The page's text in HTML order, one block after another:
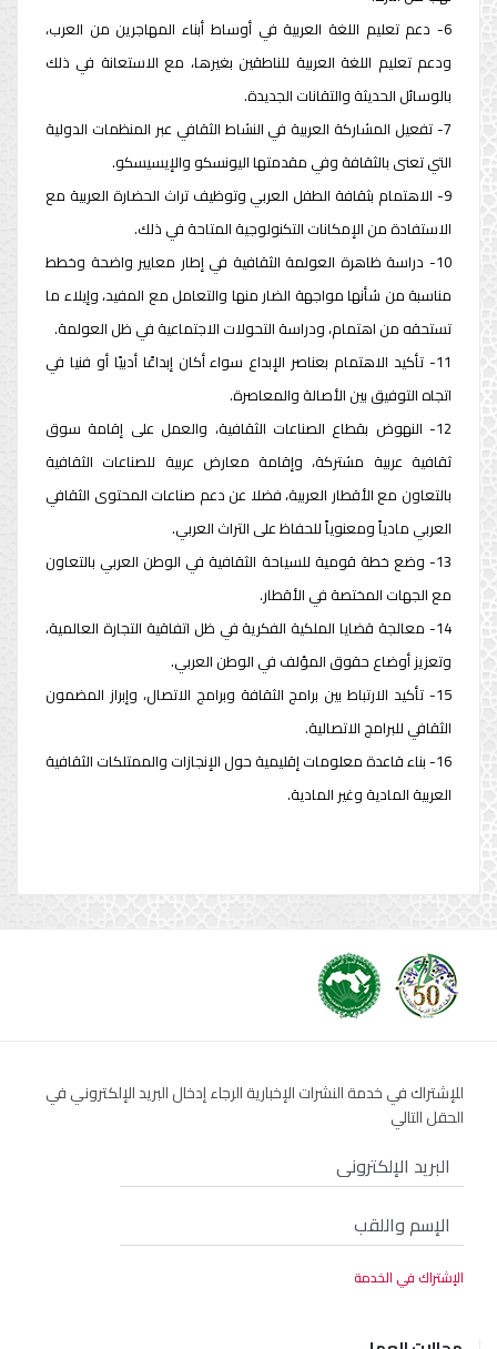
6- دعم تعليم اللغة العربية في أوساط أبناء المهاجرين من العرب،
ودعم تعليم اللغة العربية للناطقين بغيرها، مع الاستعانة في ذلك
بالوسائل الحديثة والتقانات الجديدة.
7- تفعيل المشاركة العربية في النشاط الثقافي عبر المنظمات الدولية
التي تعنى بالثقافة وفي مقدمتها اليونسكو والإيسيسكو.
9- الاهتمام بثقافة الطفل العربي وتوظيف تراث الحضارة العربية مع
الاستفادة من الإمكانات التكنولوجية المتاحة في ذلك.
10- دراسة ظاهرة العولمة الثقافية في إطار معايير واضحة وخطط
مناسبة من شأنها مواجهة الضار منها والتعامل مع المفيد، وإيلاء ما
تستحقه من اهتمام، ودراسة التحولات الاجتماعية في ظل العولمة.
11- تأكيد الاهتمام بعناصر الإبداع سواء أكان إبداعًا أدبيًا أو فنيا في
اتجاه التوفيق بين الأصالة والمعاصرة.
12- النهوض بقطاع الصناعات الثقافية، والعمل على إقامة سوق
ثقافية عربية مشتركة، وإقامة معارض عربية للصناعات الثقافية
بالتعاون مع الأقطار العربية، فضلا عن دعم صناعات المحتوى الثقافي
العربي مادياً ومعنوياً للحفاظ على التراث العربي.
13- وضع خطة قومية للسياحة الثقافية في الوطن العربي بالتعاون
مع الجهات المختصة في الأقطار.
14- معالجة قضايا الملكية الفكرية في ظل اتفاقية التجارة العالمية،
وتعزيز أوضاع حقوق المؤلف في الوطن العربي.
15- تأكيد الارتباط بين برامج الثقافة وبرامج الاتصال، وإبراز المضمون
الثقافي للبرامج الاتصالية.
16- بناء قاعدة معلومات إقليمية حول الإنجازات والممتلكات الثقافية
العربية المادية وغير المادية.
للإشتراك في خدمة النشرات الإخبارية الرجاء إدخال البريد الإلكتروني في
الحقل التالي